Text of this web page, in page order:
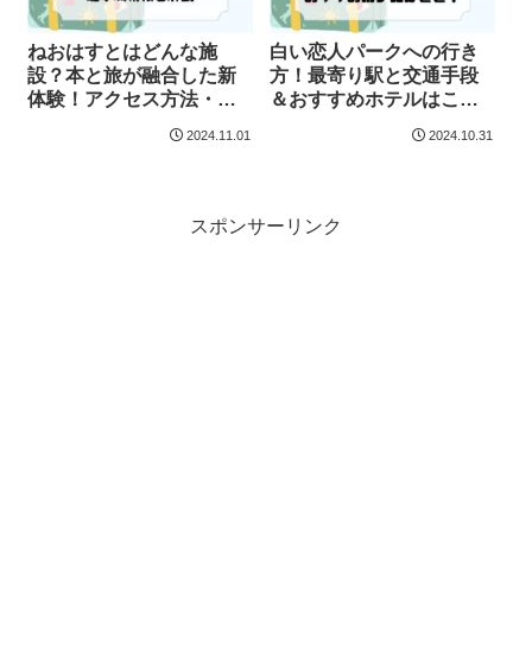
ねおはすとはどんな施
設？本と旅が融合した新
体験！アクセス方法・駐
2024.11.01
白い恋人パークへの行き
方！最寄り駅と交通手段
＆おすすめホテルはこ
2024.10.31
スポンサーリンク